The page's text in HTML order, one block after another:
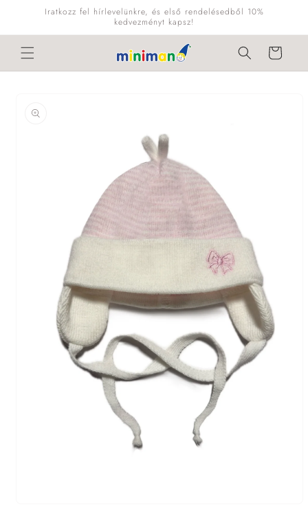
Ugrás aIratkozz fel hírlevelünkre, és első rendelésedből 10%
kedvezményt kapsz!
Kosár
ugrás a
termékadatokra